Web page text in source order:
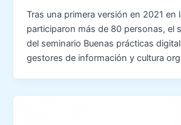
Tras una primera versión en 2021 en
participaron más de 80 personas, el
del seminario Buenas prácticas
gestores de información y cultura